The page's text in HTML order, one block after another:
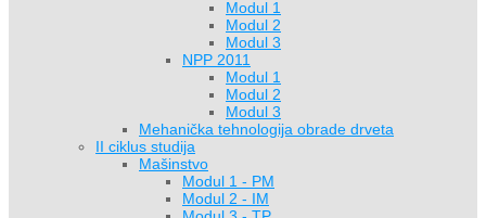
Modul 1
Modul 2
Modul 3
NPP 2011
Modul 1
Modul 2
Modul 3
Mehanička tehnologija obrade drveta
II ciklus studija
Mašinstvo
Modul 1 - PM
Modul 2 - IM